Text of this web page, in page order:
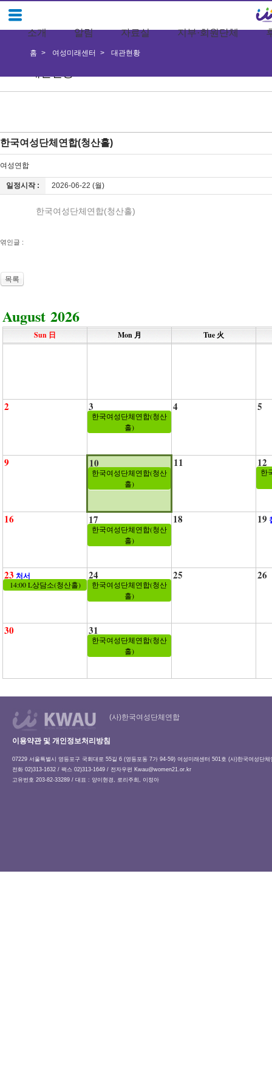
소개 알림 자료실 지부·회원단체
홈 여성미래센터 대관현황
한국여성단체연합(청산홀)
여성연합
일정시작 : 2026-06-22 (월)
한국여성단체연합(청산홀)
엮인글 :
목록
August 2026
Sun 日 Mon 月 Tue 火
2 3
한국여성단체연합(청산
홀)
4 5
9 10
한국여성단체연합(청산
홀)
11 12
한
16 17
한국여성단체연합(청산
홀)
18 19
23 처서
14:00 L상담소(청산홀)
24
한국여성단체연합(청산
홀)
25 26
30 31
한국여성단체연합(청산
홀)
(사)한국여성단체연합
이용약관 및 개인정보처리방침
07229 서울특별시 영등포구 국회대로 55길 6 (영등포동 7가 94-59) 여성미래센터 501호 (사)한국여성단체
전화 02)313-1632 / 팩스 02)313-1649 / 전자우편 Kwau@women21.or.kr
고유번호 203-82-33289 / 대표 : 양이현경, 로리주희, 이정아